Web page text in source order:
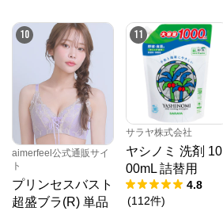
10
aimerfeel公式通販サイ
ト
プリンセスバスト
超盛ブラ(R) 単品
11
サラヤ株式会社
ヤシノミ 洗剤 10
00mL 詰替用
4.8
(112件)